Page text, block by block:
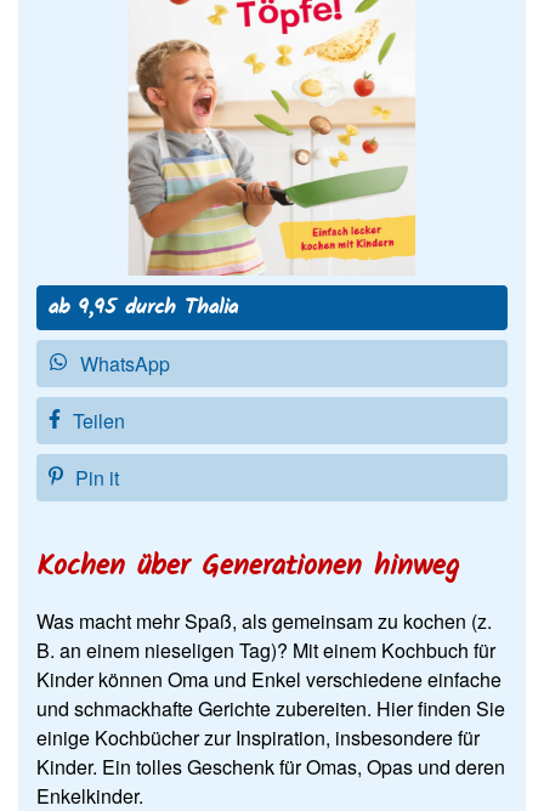
ab 9,95 durch Thalia
WhatsApp
Teilen
Pin it
Kochen über Generationen hinweg
Was macht mehr Spaß, als gemeinsam zu kochen (z.
B. an einem nieseligen Tag)? Mit einem Kochbuch für
Kinder können Oma und Enkel verschiedene einfache
und schmackhafte Gerichte zubereiten. Hier finden Sie
einige Kochbücher zur Inspiration, insbesondere für
Kinder. Ein tolles Geschenk für Omas, Opas und deren
Enkelkinder.